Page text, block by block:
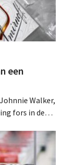
een
Walker,
fors in de